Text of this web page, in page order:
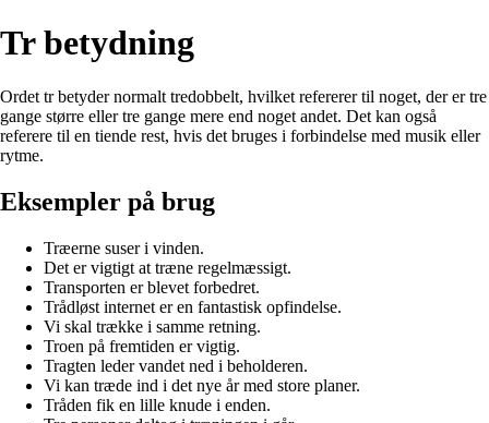
Tr betydning
Ordet tr betyder normalt tredobbelt, hvilket refererer til noget, der er tre
gange større eller tre gange mere end noget andet. Det kan også
referere til en tiende rest, hvis det bruges i forbindelse med musik eller
rytme.
Eksempler på brug
Træerne suser i vinden.
Det er vigtigt at træne regelmæssigt.
Transporten er blevet forbedret.
Trådløst internet er en fantastisk opfindelse.
Vi skal trække i samme retning.
Troen på fremtiden er vigtig.
Tragten leder vandet ned i beholderen.
Vi kan træde ind i det nye år med store planer.
Tråden fik en lille knude i enden.